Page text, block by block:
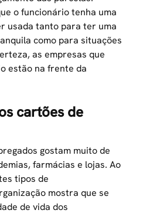
o funcionário tenha uma
usada tanto para ter uma
como para situações
as empresas que
estão na frente da
cartões de
gostam muito de
farmácias e lojas. Ao
tipos de
mostra que se
de vida dos